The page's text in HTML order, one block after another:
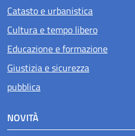
Catasto e urbanistica
Cultura e tempo libero
Educazione e formazione
Giustizia e sicurezza
pubblica
NOVITÀ